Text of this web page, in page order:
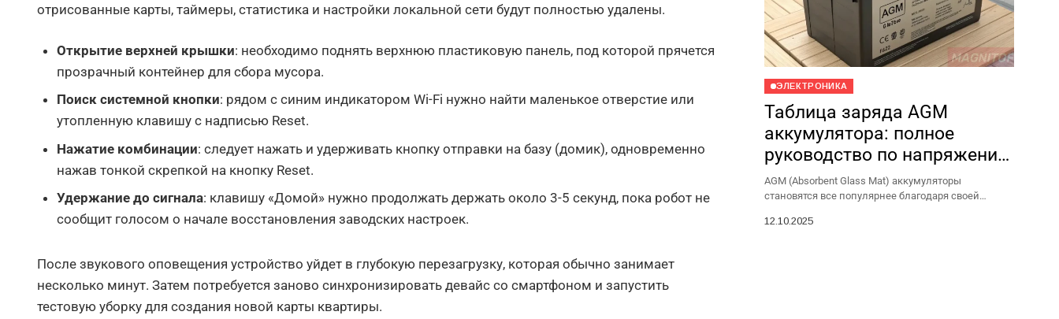
отрисованные карты, таймеры, статистика и настройки локальной сети будут полностью удалены.
Открытие верхней крышки: необходимо поднять верхнюю пластиковую панель, под которой прячется
прозрачный контейнер для сбора мусора.
Поиск системной кнопки: рядом с синим индикатором Wi-Fi нужно найти маленькое отверстие или
утопленную клавишу с надписью Reset.
Нажатие комбинации: следует нажать и удерживать кнопку отправки на базу (домик), одновременно
нажав тонкой скрепкой на кнопку Reset.
Удержание до сигнала: клавишу «Домой» нужно продолжать держать около 3-5 секунд, пока робот не
сообщит голосом о начале восстановления заводских настроек.
После звукового оповещения устройство уйдет в глубокую перезагрузку, которая обычно занимает
несколько минут. Затем потребуется заново синхронизировать девайс со смартфоном и запустить
тестовую уборку для создания новой карты квартиры.
ЭЛЕКТРОНИКА
Таблица заряда AGM
аккумулятора: полное
руководство по напряжению
и состоянию
AGM (Absorbent Glass Mat) аккумуляторы
становятся все популярнее благодаря своей
Однако, чтобы такой аккумулятор служил долго и
12.10.2025